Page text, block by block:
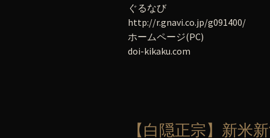
ぐるなび
http://r.gnavi.co.jp/g091400/
ホームページ(PC)
doi-kikaku.com
【白隠正宗】新米